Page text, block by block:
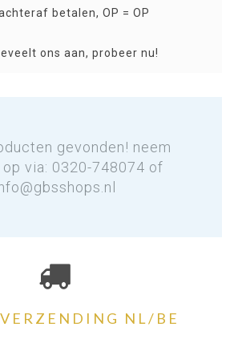
betalen, OP = OP
ons aan, probeer nu!
gevonden! neem
via: 0320-748074 of
NL/BE